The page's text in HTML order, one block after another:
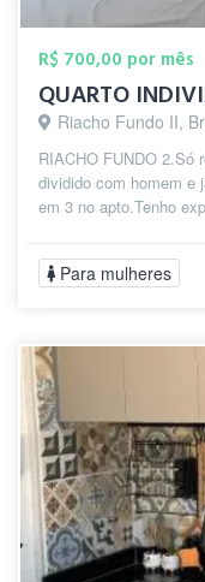
R$ 700,00 por mês
Riacho Fundo II,
RIACHO FUNDO 2.Só
dividido com homem e
em 3 no apto.Tenho
Para mulheres